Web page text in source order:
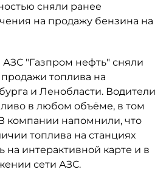
сняли ранее
на продажу бензина на
АЗС "Газпром нефть" сняли
топлива на
и Ленобласти. Водители
в любом объёме, в том
компании напомнили, что
топлива на станциях
на интерактивной карте и в
сети АЗС.